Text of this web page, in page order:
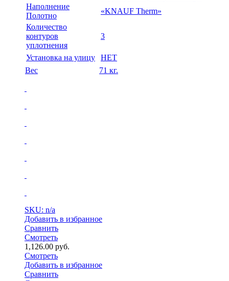
Наполнение
Полотно
«KNAUF Therm»
Количество
контуров
уплотнения
3
Установка на улицу
НЕТ
Вес
71 кг.
SKU: n/a
Добавить в избранное
Сравнить
Смотреть
1,126.00 руб.
Смотреть
Добавить в избранное
Сравнить